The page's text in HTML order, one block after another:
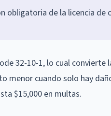
obligatoria de la licencia de
32-10-1, lo cual convierte
menor cuando solo hay
$15,000 en multas.